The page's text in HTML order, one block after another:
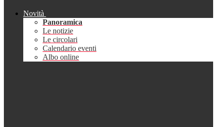
Novità
Panoramica
Le notizie
Le circolari
Calendario eventi
Albo online